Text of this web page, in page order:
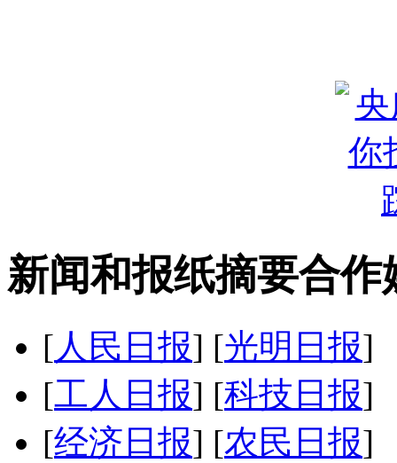
新闻和报纸摘要合作
[人民日报] [光明日报]
[工人日报] [科技日报]
[经济日报] [农民日报]